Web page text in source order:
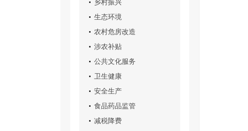
乡村振兴
生态环境
农村危房改造
涉农补贴
公共文化服务
卫生健康
安全生产
食品药品监管
减税降费